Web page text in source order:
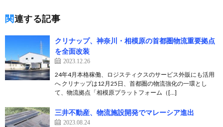
関連する記事
クリナップ、神奈川・相模原の首都圏物流重要拠点
を全面改装
2023.12.26
24年4月本格稼働、ロジスティクスのサービス外販にも活用
へ クリナップは12月25日、首都圏の物流強化の一環とし
て、物流拠点「相模原プラットフォーム（[…]
三井不動産、物流施設開発でマレーシア進出
2023.08.24